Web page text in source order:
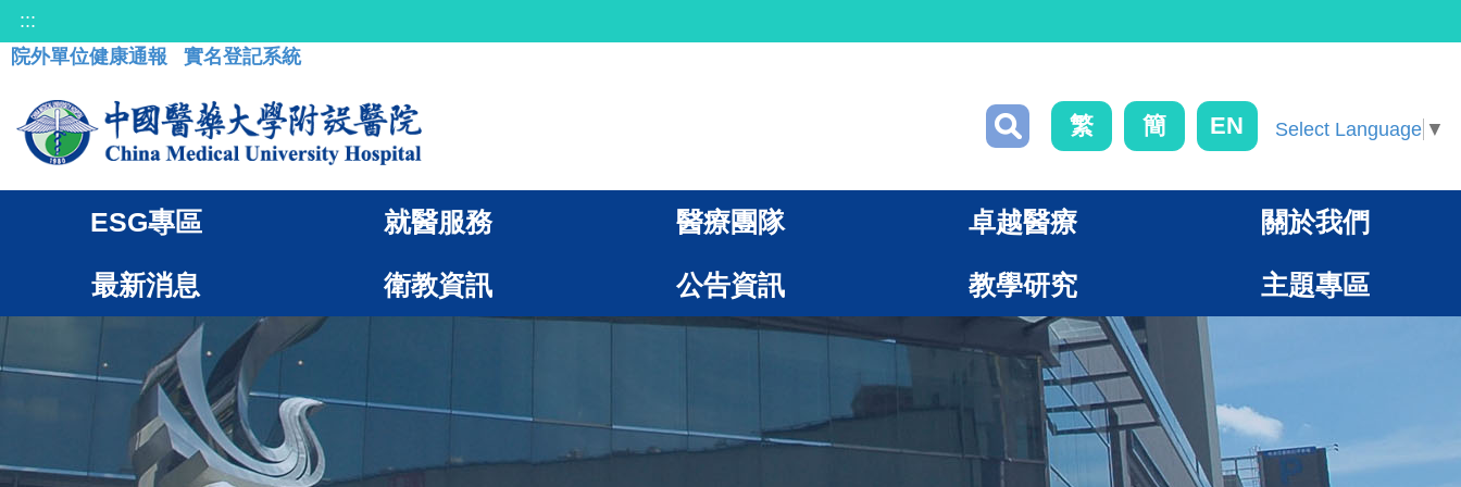
:::
院外單位健康通報
實名登記系統
繁 簡 EN Select Language ▼
ESG專區 就醫服務 醫療團隊 卓越醫療 關於我們
最新消息 衛教資訊 公告資訊 教學研究 主題專區